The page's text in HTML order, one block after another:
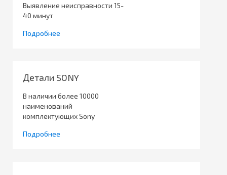
Выявление неисправности 15-
40 минут
Подробнее
Детали SONY
В наличии более 10000
наименований
комплектующих Sony
Подробнее